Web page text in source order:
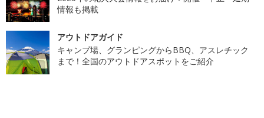
情報も掲載
アウトドアガイド
キャンプ場、グランピングからBBQ、アスレチック
まで！全国のアウトドアスポットをご紹介